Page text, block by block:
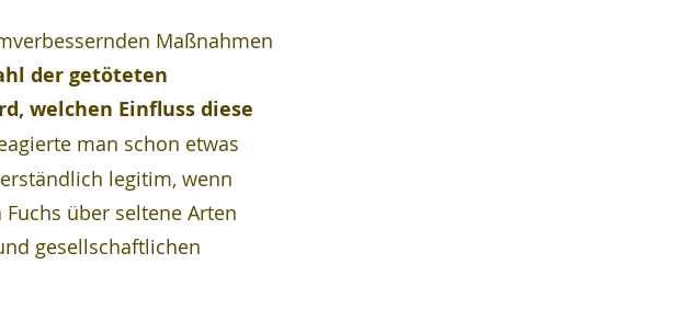
Maßnahmen
der getöteten
welchen Einfluss diese
man schon etwas
legitim, wenn
über seltene Arten
gesellschaftlichen